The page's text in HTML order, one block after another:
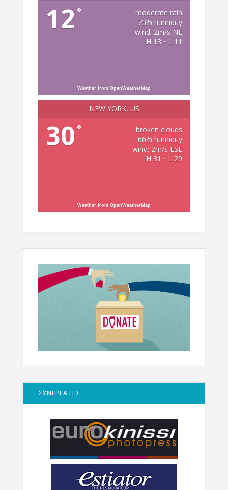
12 °
moderate rain
73% humidity
wind: 2m/s NE
H 13 • L 11
Weather from OpenWeatherMap
NEW YORK, US
30 °
broken clouds
66% humidity
wind: 2m/s ESE
H 31 • L 29
Weather from OpenWeatherMap
ΣΥΝΕΡΓΑΤΕΣ